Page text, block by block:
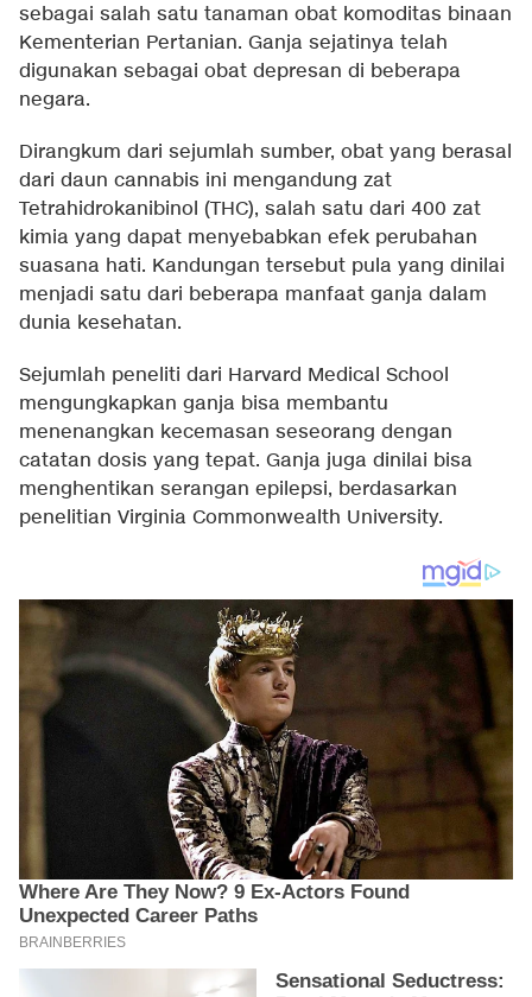
sebagai salah satu tanaman obat komoditas binaan
Kementerian Pertanian. Ganja sejatinya telah
digunakan sebagai obat depresan di beberapa
negara.
Dirangkum dari sejumlah sumber, obat yang berasal
dari daun cannabis ini mengandung zat
Tetrahidrokanibinol (THC), salah satu dari 400 zat
kimia yang dapat menyebabkan efek perubahan
suasana hati. Kandungan tersebut pula yang dinilai
menjadi satu dari beberapa manfaat ganja dalam
dunia kesehatan.
Sejumlah peneliti dari Harvard Medical School
mengungkapkan ganja bisa membantu
menenangkan kecemasan seseorang dengan
catatan dosis yang tepat. Ganja juga dinilai bisa
menghentikan serangan epilepsi, berdasarkan
penelitian Virginia Commonwealth University.